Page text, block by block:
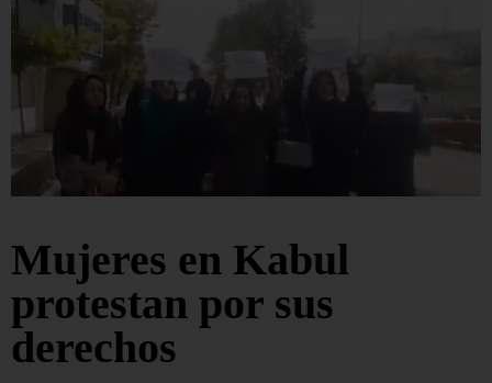
Mujeres en Kabul
protestan por sus
derechos